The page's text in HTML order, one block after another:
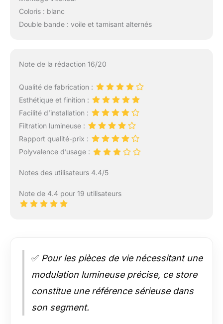
Coloris : blanc
Double bande : voile et tamisant alternés
Note de la rédaction 16/20
Qualité de fabrication :
Esthétique et finition :
Facilité d’installation :
Filtration lumineuse :
Rapport qualité-prix :
Polyvalence d’usage :
Notes des utilisateurs 4.4/5
Note de 4.4 pour 19 utilisateurs
✅ Pour les pièces de vie nécessitant une
modulation lumineuse précise, ce store
constitue une référence sérieuse dans
son segment.